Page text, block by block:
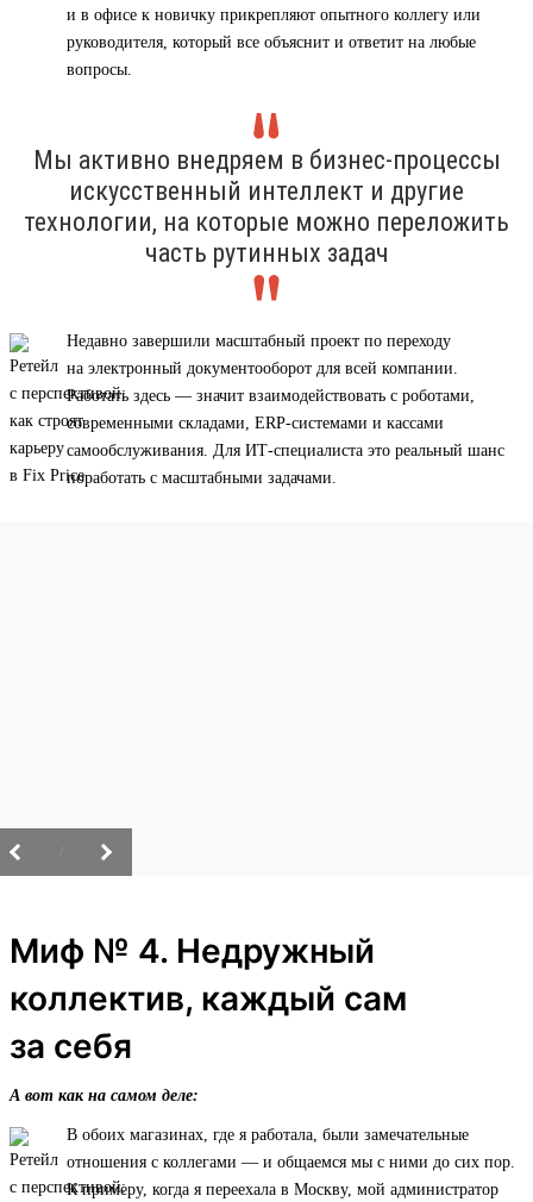
и в офисе к новичку прикрепляют опытного коллегу или
руководителя, который все объяснит и ответит на любые
вопросы.
Мы активно внедряем в бизнес-процессы
искусственный интеллект и другие
технологии, на которые можно переложить
часть рутинных задач
Недавно завершили масштабный проект по переходу
на электронный документооборот для всей компании.
Работать здесь — значит взаимодействовать с роботами,
современными складами, ERP-системами и кассами
самообслуживания. Для ИТ-специалиста это реальный шанс
поработать с масштабными задачами.
Миф № 4. Недружный
коллектив, каждый сам
за себя
А вот как на самом деле:
В обоих магазинах, где я работала, были замечательные
отношения с коллегами — и общаемся мы с ними до сих пор.
К примеру, когда я переехала в Москву, мой администратор